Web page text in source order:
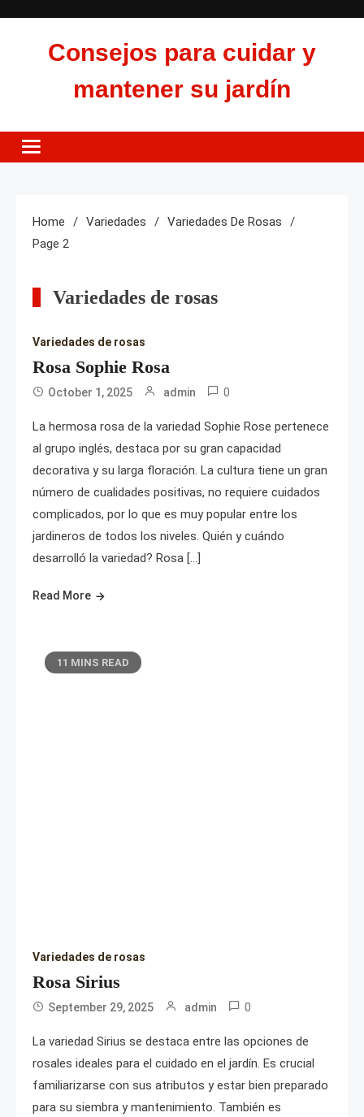
Consejos para cuidar y
mantener su jardín
Home Variedades
Variedades De Rosas
Page 2
Variedades de rosas
Variedades de rosas
Rosa Sophie Rosa
October 1, 2025 admin 0
La hermosa rosa de la variedad Sophie Rose pertenece
al grupo inglés, destaca por su gran capacidad
decorativa y su larga floración. La cultura tiene un gran
número de cualidades positivas, no requiere cuidados
complicados, por lo que es muy popular entre los
jardineros de todos los niveles. Quién y cuándo
desarrolló la variedad? Rosa […]
Read More
11 MINS READ
Variedades de rosas
Rosa Sirius
September 29, 2025 admin 0
La variedad Sirius se destaca entre las opciones de
rosales ideales para el cuidado en el jardín. Es crucial
familiarizarse con sus atributos y estar bien preparado
para su siembra y mantenimiento. También es